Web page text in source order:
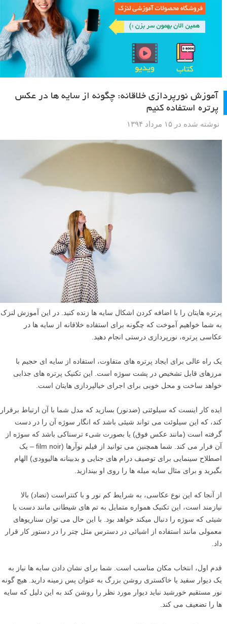
آموزش نورپردازی خلاقانه: چگونه از سایه ها در عکس
پرتره استفاده کنیم
نوشته شده در ۱۵ مرداد ۱۳۹۴
پرتره هایتان را با اضافه کردن اشکال سایه ها زنده کنید. در این آموزش لنزک
به شما خواهیم آموخت که چگونه برای استفاده خلاقانه از سایه ها در
عکاسی پرتره، نورپردازی درستی انجام دهید.
یک راه عالی برای ایجاد پرتره های متفاوت، استفاده از سایه ای حجیم با
مرزهای قابل تشخیص در پشت سوژه است. این تکنیک پرتره های جذابی
خواهد ساخت و محل خوبی برای اجرای خیالپردازی هایتان است.
ایده کار اینست که سیلوئتی (ضدنور) بسازید که مدل شما با آن ارتباط برقرار
کند، که این سیلوئت می تواند شیئی باشد که انگار سوژه آن را در دست
گرفته است (مانند عکس فوق) یا بصورت شیء ترسناکی باشد که سوژه از
آن فرار می کند. شما همچنین می توانید از فیلم نوآرها (film noir – یک
اصطلاح سینمایی برای توصیف درام های جنایی و بدبینانه هالیوودی) الهام
بگیرید و برای مثال سایه میله ها را روی او بیندازید.
از آنجا که این نوع عکاسی، به شرایط کم نور و با کنتراست (تضاد) بالا
نیازمند است، این تکنیک همواره متمایل به تم های شیطانی مانند دست یا
شیئی که سوژه را دنبال میکند خواهد بود. با این حال می توان سناریوهای
معمولی مانند استفاده از اشیائی در دسترس مثل چتر را در دستور کار قرار
داد.
قدم اول، انتخاب مکان مناسب است. شما برای نشان دادن سایه ها نیاز به
یک دیوار سفید یا خاکستری روشن بزرگ به عنوان پس زمینه دارید. هیچ گونه
نور مستقیم خورشید نباید دیوار مورد نظر را روشن کند به این دلیل که سایه
ها را تضعیف می کند.